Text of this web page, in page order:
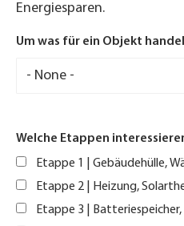
Energiesparen.
Um was für ein Objekt
Welche Etappen
Etappe 1 | Gebäudehülle,
Etappe 2 | Heizung,
Etappe 3 |